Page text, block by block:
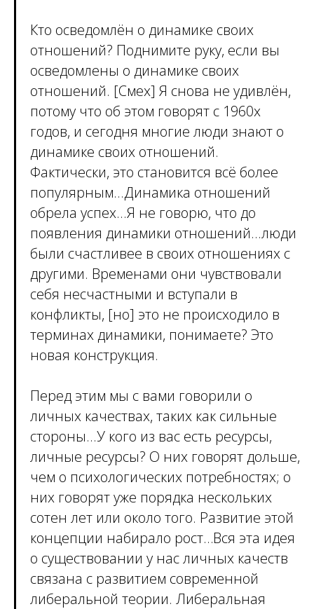
Кто осведомлён о динамике своих
отношений? Поднимите руку, если вы
осведомлены о динамике своих
отношений. [Смех] Я снова не удивлён,
потому что об этом говорят с 1960х
годов, и сегодня многие люди знают о
динамике своих отношений.
Фактически, это становится всё более
популярным...Динамика отношений
обрела успех...Я не говорю, что до
появления динамики отношений...люди
были счастливее в своих отношениях с
другими. Временами они чувствовали
себя несчастными и вступали в
конфликты, [но] это не происходило в
терминах динамики, понимаете? Это
новая конструкция.
Перед этим мы с вами говорили о
личных качествах, таких как сильные
стороны...У кого из вас есть ресурсы,
личные ресурсы? О них говорят дольше,
чем о психологических потребностях; о
них говорят уже порядка нескольких
сотен лет или около того. Развитие этой
концепции набирало рост…Вся эта идея
о существовании у нас личных качеств
связана с развитием современной
либеральной теории. Либеральная